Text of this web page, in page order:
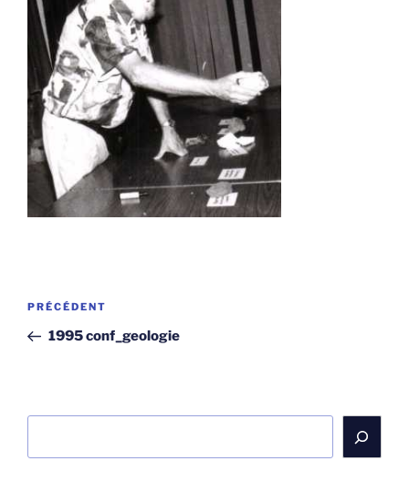
Navigation
l’article
Article
précédent
PRÉCÉDENT
1995 conf_geologie